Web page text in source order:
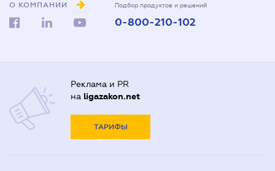
О КОМПАНИИ Подбор продуктов и решений
0-800-210-102
Реклама и PR
на ligazakon.net
ТАРИФЫ